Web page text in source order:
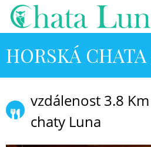
HORSKÁ
vzdálenost 3.8
chaty Luna